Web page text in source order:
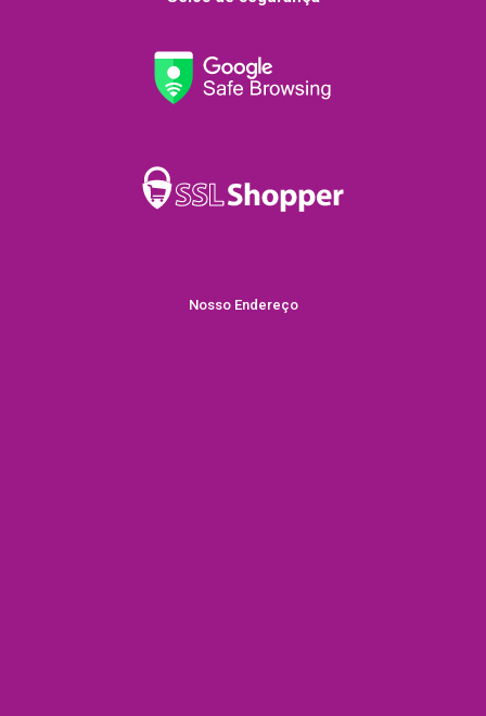
Nosso Endereço